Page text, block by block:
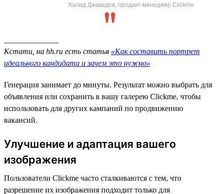
Халид Джавадов, продакт-менеджер Clickme
Кстати, на hh.ru есть статья «Как составить портрет
идеального кандидата и зачем это нужно»
Генерация занимает до минуты. Результат можно выбрать для
объявления или сохранить в вашу галерею Clickme, чтобы
использовать для других кампаний по продвижению
вакансий.
Улучшение и адаптация вашего
изображения
Пользователи Clickme часто сталкиваются с тем, что
разрешение их изображения подходит только для